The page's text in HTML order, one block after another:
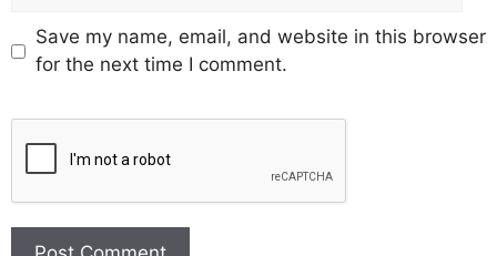
Save my name, email, and website in this browser
for the next time I comment.